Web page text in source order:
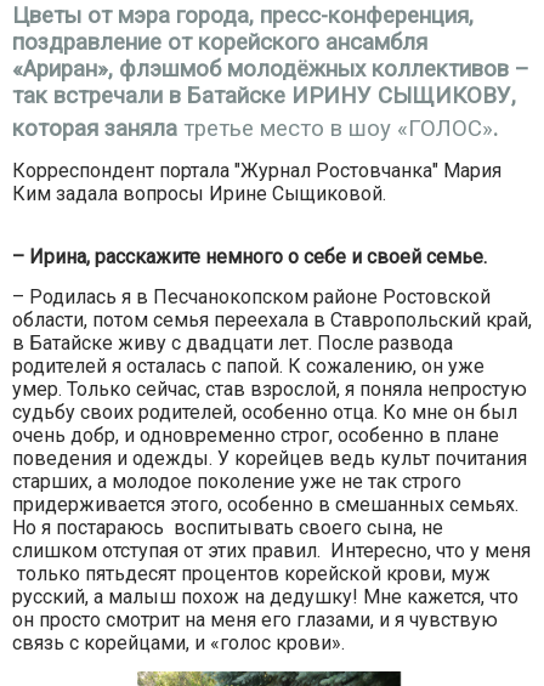
Цветы от мэра города, пресс-конференция,
поздравление от корейского ансамбля
«Ариран», флэшмоб молодёжных коллективов –
так встречали в Батайске ИРИНУ СЫЩИКОВУ,
которая заняла третье место в шоу «ГОЛОС».
Корреспондент портала "Журнал Ростовчанка" Мария
Ким задала вопросы Ирине Сыщиковой.
– Ирина, расскажите немного о себе и своей семье.
– Родилась я в Песчанокопском районе Ростовской
области, потом семья переехала в Ставропольский край,
в Батайске живу с двадцати лет. После развода
родителей я осталась с папой. К сожалению, он уже
умер. Только сейчас, став взрослой, я поняла непростую
судьбу своих родителей, особенно отца. Ко мне он был
очень добр, и одновременно строг, особенно в плане
поведения и одежды. У корейцев ведь культ почитания
старших, а молодое поколение уже не так строго
придерживается этого, особенно в смешанных семьях.
Но я постараюсь воспитывать своего сына, не
слишком отступая от этих правил. Интересно, что у меня
только пятьдесят процентов корейской крови, муж
русский, а малыш похож на дедушку! Мне кажется, что
он просто смотрит на меня его глазами, и я чувствую
связь с корейцами, и «голос крови».